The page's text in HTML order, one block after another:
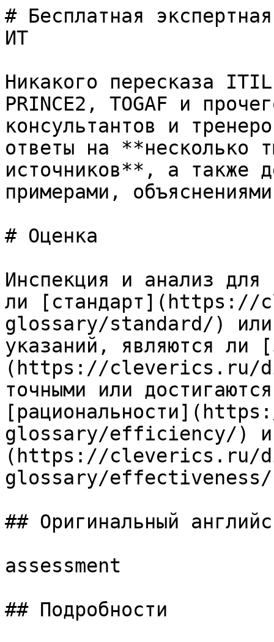
# Бесплатная
ИТ
Никакого пересказа
PRINCE2, TOGAF и
консультантов и
ответы на **несколько
источников**, а также
примерами,
# Оценка
Инспекция и анализ для
ли
glossary/standard/) или
указаний, являются ли
(https://cleverics.ru/
точными или
glossary/efficiency/) и
(https://cleverics.ru/
glossary/
## Оригинальный
assessment
## Подробности